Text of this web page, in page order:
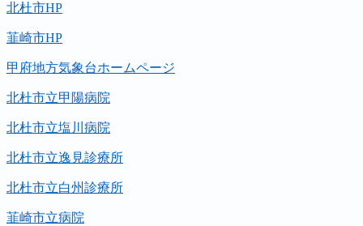
北杜市HP
韮崎市HP
甲府地方気象台ホームページ
北杜市立甲陽病院
北杜市立塩川病院
北杜市立逸見診療所
北杜市立白州診療所
韮崎市立病院